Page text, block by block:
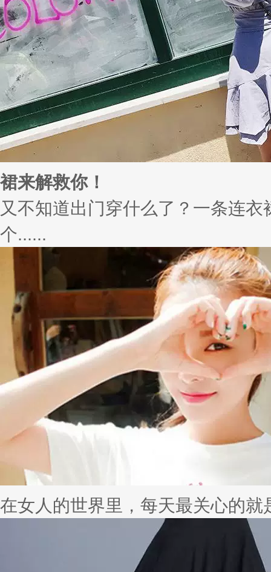
裙来解救你！
又不知道出门穿什么了？一条连
个......
在女人的世界里，每天最关心的